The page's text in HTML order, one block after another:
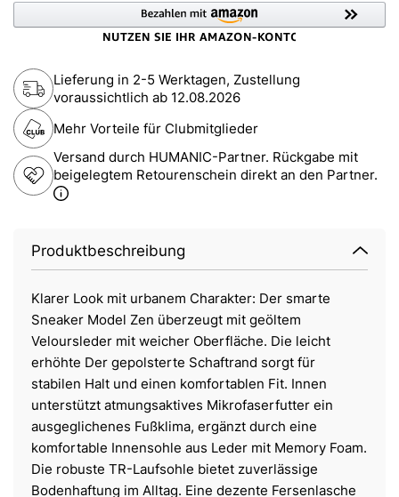
Lieferung in 2-5 Werktagen, Zustellung
voraussichtlich ab 12.08.2026
Mehr Vorteile für Clubmitglieder
Versand durch HUMANIC-Partner. Rückgabe mit
beigelegtem Retourenschein direkt an den Partner.
Produktbeschreibung
Klarer Look mit urbanem Charakter: Der smarte
Sneaker Model Zen überzeugt mit geöltem
Veloursleder mit weicher Oberfläche. Die leicht
erhöhte Der gepolsterte Schaftrand sorgt für
stabilen Halt und einen komfortablen Fit. Innen
unterstützt atmungsaktives Mikrofaserfutter ein
ausgeglichenes Fußklima, ergänzt durch eine
komfortable Innensohle aus Leder mit Memory Foam.
Die robuste TR-Laufsohle bietet zuverlässige
Bodenhaftung im Alltag. Eine dezente Fersenlasche